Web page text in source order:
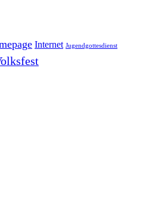
Internet Jugendgottesdienst